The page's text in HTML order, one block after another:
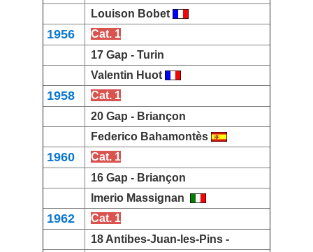
Louison Bobet
1956
Cat. 1
17 Gap - Turin
Valentin Huot
1958
Cat. 1
20 Gap - Briançon
Federico Bahamontès
1960
Cat. 1
16 Gap - Briançon
Imerio Massignan
1962
Cat. 1
18 Antibes-Juan-les-Pins -